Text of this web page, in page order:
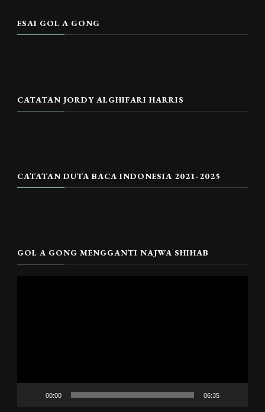
ESAI GOL A GONG
CATATAN JORDY ALGHIFARI HARRIS
CATATAN DUTA BACA INDONESIA 2021-2025
GOL A GONG MENGGANTI NAJWA SHIHAB
00:00 06:35